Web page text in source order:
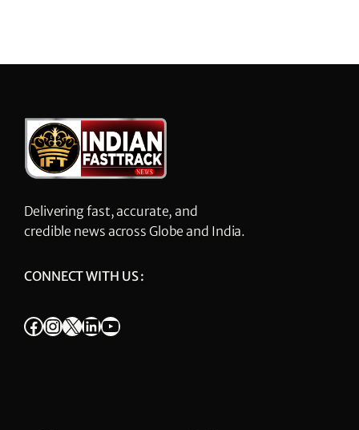
Delivering fast, accurate, and
credible news across Globe and India.
CONNECT WITH US :
Facebook InstagramX LinkedIn YouTube